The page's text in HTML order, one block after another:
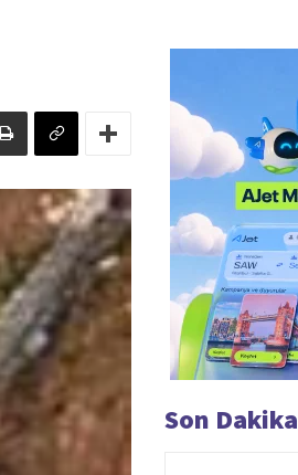
Son Dakika